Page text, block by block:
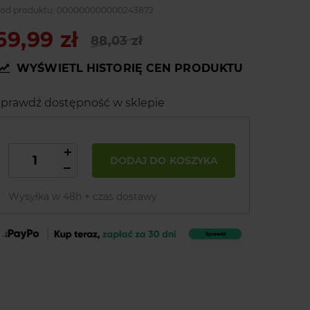
produktu: 000000000000243872
zł 88,03 zł
WYŚWIETL HISTORIĘ CEN PRODUKTU
dostępność w sklepie
DODAJ DO KOSZYKA
Wysyłka w 48h + czas dostawy